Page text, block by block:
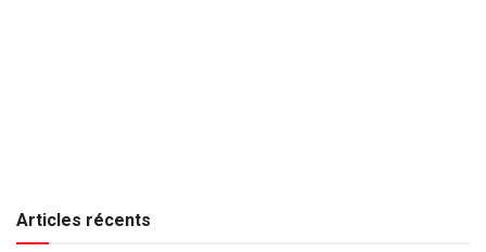
Articles récents